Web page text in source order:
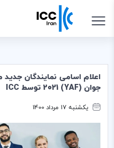
جوان (YAF) 2021 توسط ICC
یکشنبه 17 مرداد 1400